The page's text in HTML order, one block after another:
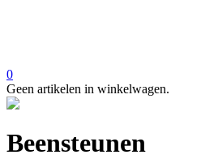
0
Geen artikelen in winkelwagen.
Beensteunen